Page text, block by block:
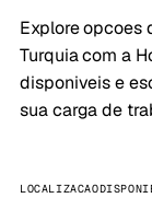
Explore opcoes
Turquia com a
disponiveis e
sua carga de
LOCALIZACAO